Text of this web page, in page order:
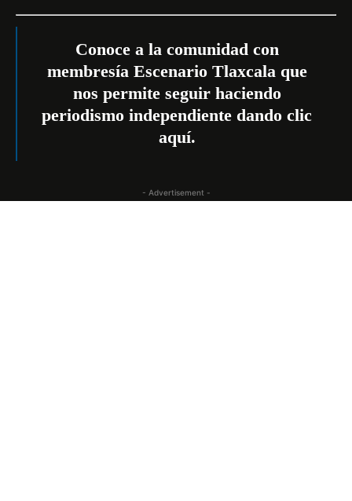
Conoce a la comunidad con
membresía Escenario Tlaxcala que
nos permite seguir haciendo
periodismo independiente dando clic
aquí.
- Advertisement -